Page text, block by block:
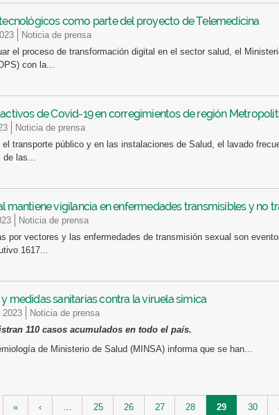
como parte del proyecto de Telemedicina
Noticia de prensa
el proceso de transformación digital en el sector salud, el
con la...
de Covid-19 en corregimientos de región
Noticia de prensa
transporte público y en las instalaciones de Salud, el lavado
las...
mantiene vigilancia en enfermedades transmisibles y no
Noticia de prensa
por vectores y las enfermedades de transmisión sexual son
1617...
medidas sanitarias contra la viruela símica
2023
Noticia de prensa
110 casos acumulados en todo el país.
de Ministerio de Salud (MINSA) informa que se han...
« ‹ … 25 26 27 28 29 30